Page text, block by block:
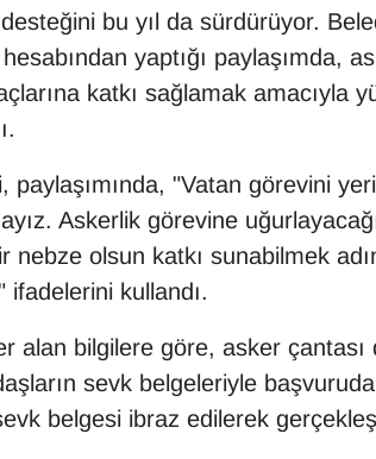
bu yıl da sürdürüyor.
yaptığı paylaşımda,
katkı sağlamak amacıyla
paylaşımında, "Vatan görevini
Askerlik görevine
nebze olsun katkı sunabilmek
kullandı.
alan bilgilere göre, asker
sevk belgeleriyle
belgesi ibraz edilerek